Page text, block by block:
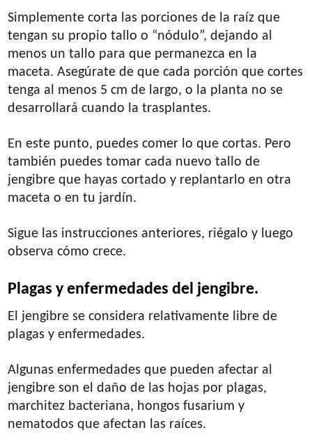
Simplemente corta las porciones de la raíz que
tengan su propio tallo o “nódulo”, dejando al
menos un tallo para que permanezca en la
maceta. Asegúrate de que cada porción que cortes
tenga al menos 5 cm de largo, o la planta no se
desarrollará cuando la trasplantes.
En este punto, puedes comer lo que cortas. Pero
también puedes tomar cada nuevo tallo de
jengibre que hayas cortado y replantarlo en otra
maceta o en tu jardín.
Sigue las instrucciones anteriores, riégalo y luego
observa cómo crece.
Plagas y enfermedades del jengibre.
El jengibre se considera relativamente libre de
plagas y enfermedades.
Algunas enfermedades que pueden afectar al
jengibre son el daño de las hojas por plagas,
marchitez bacteriana, hongos fusarium y
nematodos que afectan las raíces.